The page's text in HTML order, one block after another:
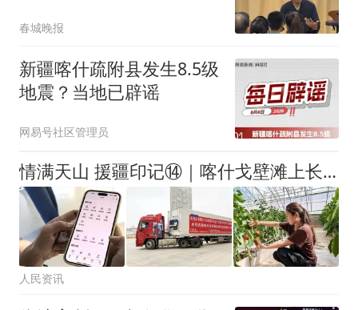
春城晚报
新疆喀什疏附县发生8.5级
地震？当地已辟谣
网易号社区管理员
情满天山 援疆印记⑭｜喀什戈壁滩上长出“蔬菜硅谷”
人民资讯